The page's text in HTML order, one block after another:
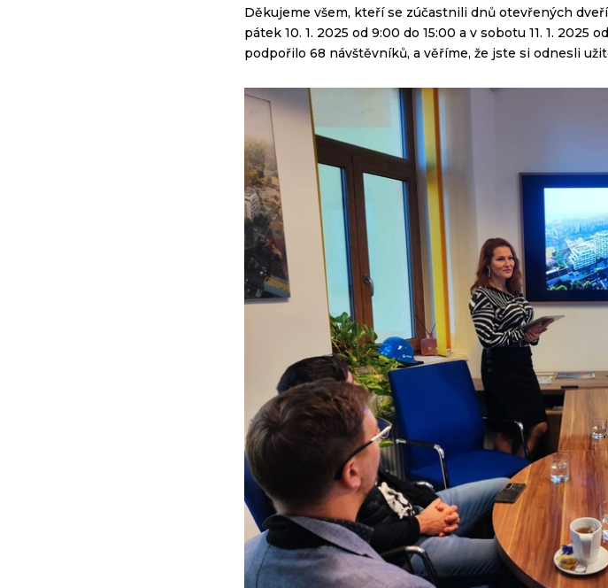
Děkujeme všem, kteří se zúčastnili dnů otevřených
pátek 10. 1. 2025 od 9:00 do 15:00 a v sobotu 11. 1.
podpořilo 68 návštěvníků, a věříme, že jste si odnesli